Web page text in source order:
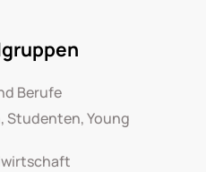
Berufe
Studenten, Young